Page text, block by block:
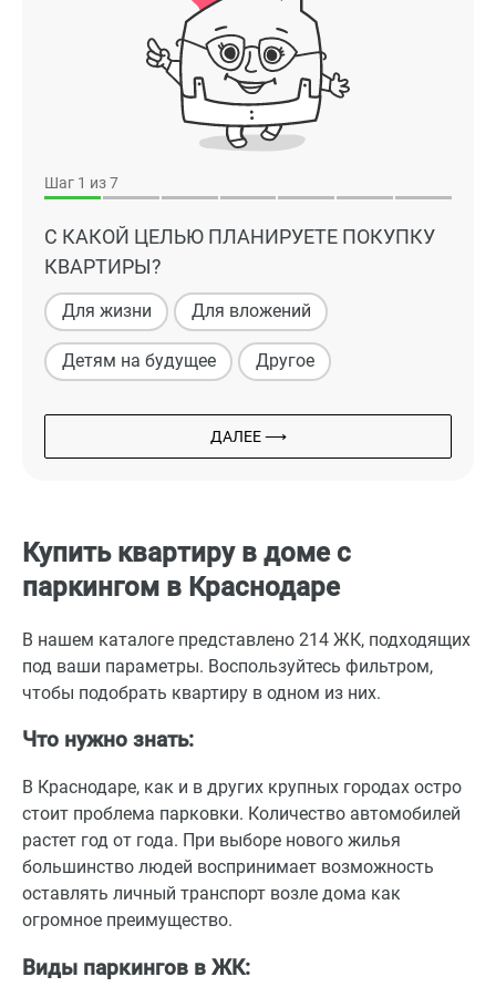
Шаг 1 из 7
С КАКОЙ ЦЕЛЬЮ ПЛАНИРУЕТЕ ПОКУПКУ
КВАРТИРЫ?
Для жизни Для вложений
Детям на будущее Другое
ДАЛЕЕ ⟶
Купить квартиру в доме с
паркингом в Краснодаре
В нашем каталоге представлено 214 ЖК, подходящих
под ваши параметры. Воспользуйтесь фильтром,
чтобы подобрать квартиру в одном из них.
Что нужно знать:
В Краснодаре, как и в других крупных городах остро
стоит проблема парковки. Количество автомобилей
растет год от года. При выборе нового жилья
большинство людей воспринимает возможность
оставлять личный транспорт возле дома как
огромное преимущество.
Виды паркингов в ЖК: